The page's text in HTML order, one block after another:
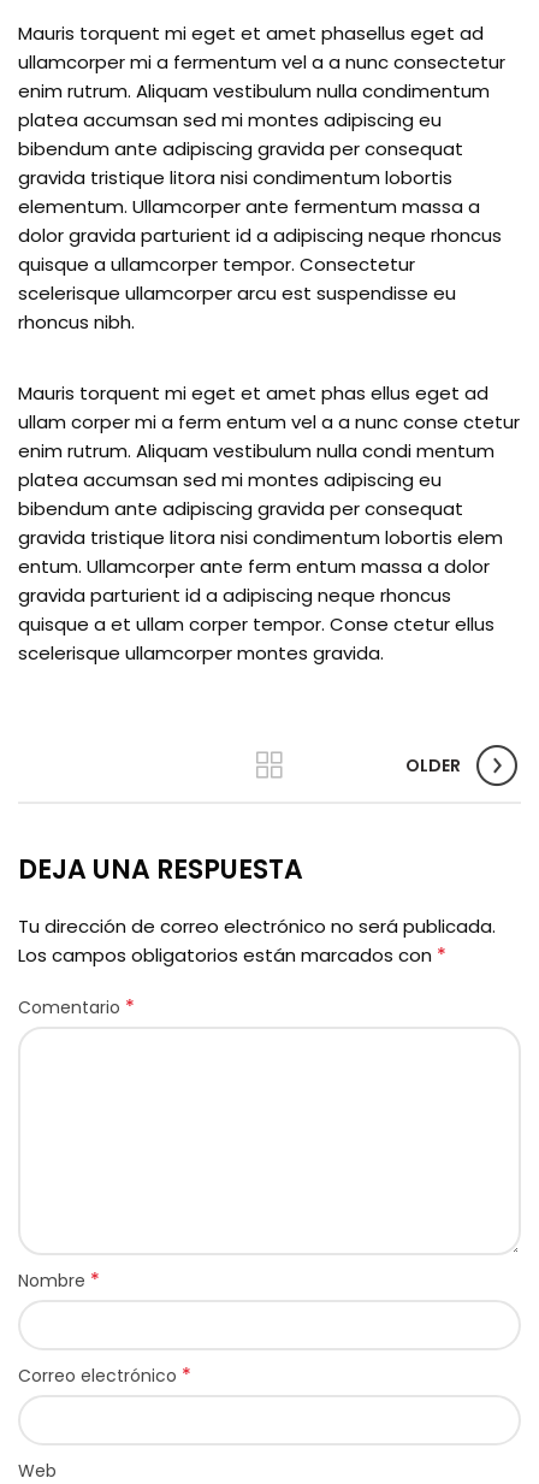
Mauris torquent mi eget et amet phasellus eget ad
ullamcorper mi a fermentum vel a a nunc consectetur
enim rutrum. Aliquam vestibulum nulla condimentum
platea accumsan sed mi montes adipiscing eu
bibendum ante adipiscing gravida per consequat
gravida tristique litora nisi condimentum lobortis
elementum. Ullamcorper ante fermentum massa a
dolor gravida parturient id a adipiscing neque rhoncus
quisque a ullamcorper tempor. Consectetur
scelerisque ullamcorper arcu est suspendisse eu
rhoncus nibh.
Mauris torquent mi eget et amet phas ellus eget ad
ullam corper mi a ferm entum vel a a nunc conse ctetur
enim rutrum. Aliquam vestibulum nulla condi mentum
platea accumsan sed mi montes adipiscing eu
bibendum ante adipiscing gravida per consequat
gravida tristique litora nisi condimentum lobortis elem
entum. Ullamcorper ante ferm entum massa a dolor
gravida parturient id a adipiscing neque rhoncus
quisque a et ullam corper tempor. Conse ctetur ellus
scelerisque ullamcorper montes gravida.
OLDER
DEJA UNA RESPUESTA
Tu dirección de correo electrónico no será publicada.
Los campos obligatorios están marcados con *
Comentario *
Nombre *
Correo electrónico *
Web